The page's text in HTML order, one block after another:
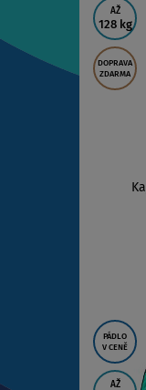
AŽ
128 kg
DOPRAVA
ZDARMA
PÁDLO
V CENĚ
AŽ